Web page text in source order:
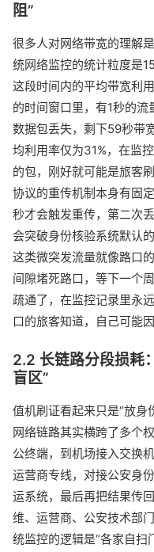
阻”
很多人对网络带宽的理解
统网络监控的统计粒度是
这段时间内的平均带宽利
的时间窗口里，有1秒的
数据包丢失，剩下59秒带
均利用率仅为31%，在监
的包，刚好就可能是旅客
协议的重传机制本身有固
秒才会触发重传，第二次
会突破身份核验系统默认
这类微突发流量就像路口
间隙堵死路口，等下一个
疏通了，在监控记录里永
口的旅客知道，自己可能
2.2 长链路分段损耗
盲区”
值机刷证看起来只是“放
网络链路其实横跨了多个
公终端，到机场接入交换
运营商专线，对接公安身
运系统，最后再把结果传
维、运营商、公安技术部
统监控的逻辑是“各家自扫